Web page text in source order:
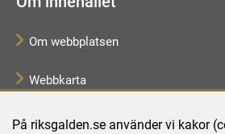
På riksgalden.se använder vi kakor
Om webbplatsen
Webbkarta
Tillgänglighetsredogörelse